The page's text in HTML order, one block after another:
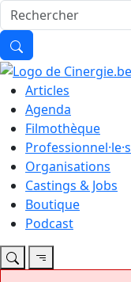
Articles
Agenda
Filmothèque
Professionnel·le·s
Organisations
Castings & Jobs
Boutique
Podcast